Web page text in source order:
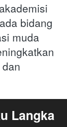
bidang
muda
Langka